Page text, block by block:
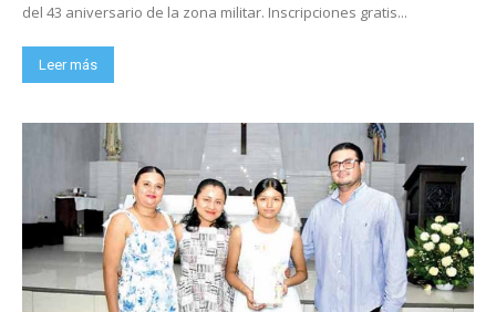
del 43 aniversario de la zona militar. Inscripciones gratis...
Leer más